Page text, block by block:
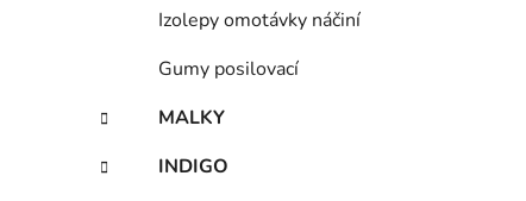
Izolepy omotávky náčiní
Gumy posilovací
MALKY
INDIGO